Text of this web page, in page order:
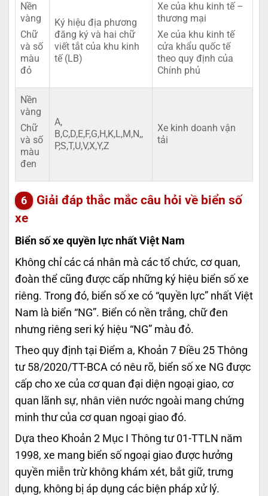
Nền
vàng
Chữ
và số
màu
đỏ
Ký hiệu địa phương
đăng ký và hai chữ
viết tắt của khu kinh
tế (LB)
Xe của khu kinh tế –
thương mại
Xe của khu kinh tế
cửa khẩu quốc tế
theo quy định của
Chính phủ
Nền
vàng
Chữ
và số
màu
đen
A,
B,C,D,E,F,G,H,K,L,M,N,,
P,S,T,U,V,X,Y,Z
Xe kinh doanh vận
tải
Giải đáp thắc mắc câu hỏi về biển số
xe
Biển số xe quyền lực nhất Việt Nam
Không chỉ các cá nhân mà các tổ chức, cơ quan,
đoàn thể cũng được cấp những ký hiệu biển số xe
riêng. Trong đó, biển số xe có “quyền lực” nhất Việt
Nam là biển “NG”. Biển có nền trắng, chữ đen
nhưng riêng seri ký hiệu “NG” màu đỏ.
Theo quy định tại Điểm a, Khoản 7 Điều 25 Thông
tư 58/2020/TT-BCA có nêu rõ, biển số xe NG được
cấp cho xe của cơ quan đại diện ngoại giao, cơ
quan lãnh sự, nhân viên nước ngoài mang chứng
minh thư của cơ quan ngoại giao đó.
Dựa theo Khoản 2 Mục I Thông tư 01-TTLN năm
1998, xe mang biển số ngoại giao được hưởng
quyền miễn trừ không khám xét, bắt giữ, trưng
dụng, không bị áp dụng các biện pháp xử lý.